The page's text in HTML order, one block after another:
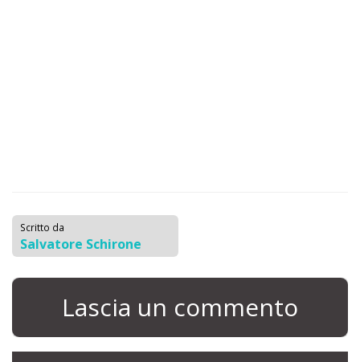
Scritto da
Salvatore Schirone
Lascia un commento